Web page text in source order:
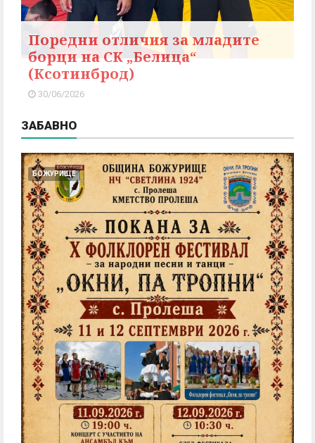
Поредни отличия за младите
борци на СК „Белица“
(Ксотинброд)
30/06/2026
ЗАБАВНО
БОЖУРИЩЕ